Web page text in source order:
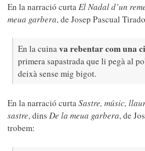
En la narració curtaEl Nadal d’un
meua garbera, de Josep Pascual
En la cuinava rebentar com una
primera sapastrada que li pegà al
deixà sense mig bigot.
En la narració curtaSastre, músic,
sastre, dins De la meua garbera, de
trobem: